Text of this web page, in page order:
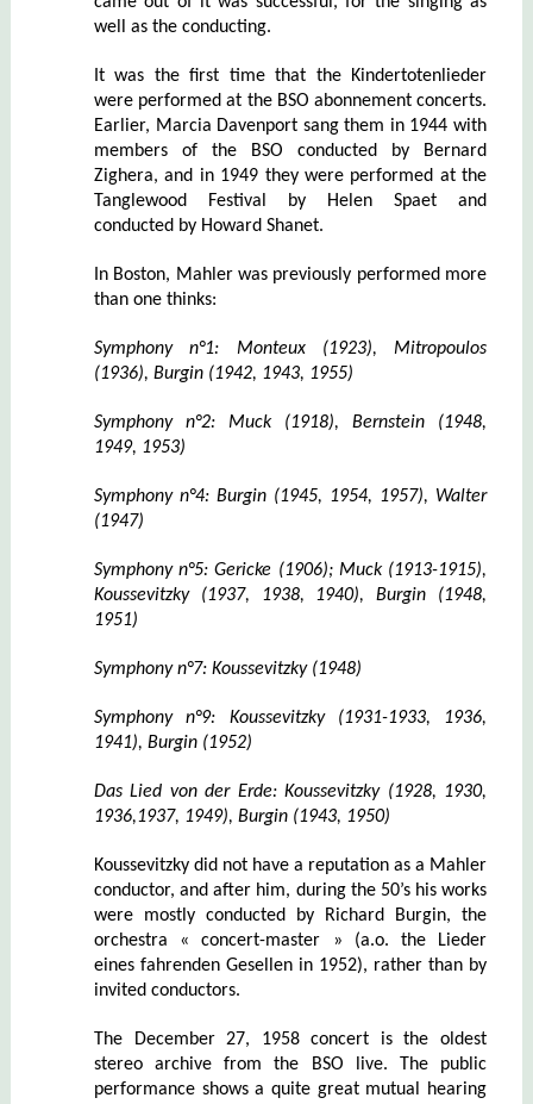
well as the conducting.
It was the first time that the Kindertotenlieder
were performed at the BSO abonnement concerts.
Earlier, Marcia Davenport sang them in 1944 with
members of the BSO conducted by Bernard
Zighera, and in 1949 they were performed at the
Tanglewood Festival by Helen Spaet and
conducted by Howard Shanet.
In Boston, Mahler was previously performed more
than one thinks:
Symphony n°1: Monteux (1923), Mitropoulos
(1936), Burgin (1942, 1943, 1955)
Symphony n°2: Muck (1918), Bernstein (1948,
1949, 1953)
Symphony n°4: Burgin (1945, 1954, 1957), Walter
(1947)
Symphony n°5: Gericke (1906); Muck (1913-1915),
Koussevitzky (1937, 1938, 1940), Burgin (1948,
1951)
Symphony n°7: Koussevitzky (1948)
Symphony n°9: Koussevitzky (1931-1933, 1936,
1941), Burgin (1952)
Das Lied von der Erde: Koussevitzky (1928, 1930,
1936,1937, 1949), Burgin (1943, 1950)
Koussevitzky did not have a reputation as a Mahler
conductor, and after him, during the 50’s his works
were mostly conducted by Richard Burgin, the
orchestra « concert-master » (a.o. the Lieder
eines fahrenden Gesellen in 1952), rather than by
invited conductors.
The December 27, 1958 concert is the oldest
stereo archive from the BSO live. The public
performance shows a quite great mutual hearing